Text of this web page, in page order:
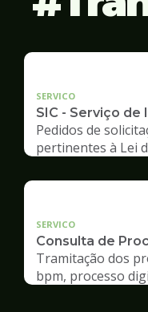
SERVICO
SIC - Serviço
Pedidos de
pertinentes à Lei
SERVICO
Consulta de
Tramitação dos
bpm, processo